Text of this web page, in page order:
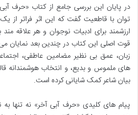
در پایان این بررسی جامع از کتاب «حرف
توان با قاطعیت گفت که این اثر فراتر از
ارزشمند برای ادبیات نوجوان و هر علاقه
قوت اصلی این کتاب در چندین بعد
زبان، عمق بی نظیر مضامین عاطفی،
های ملموس و بدیع، و انتخاب هوشمندانه
بیان شاعر کمک شایانی کرده است.
پیام های کلیدی «حرف آبی آخر» نه تنها